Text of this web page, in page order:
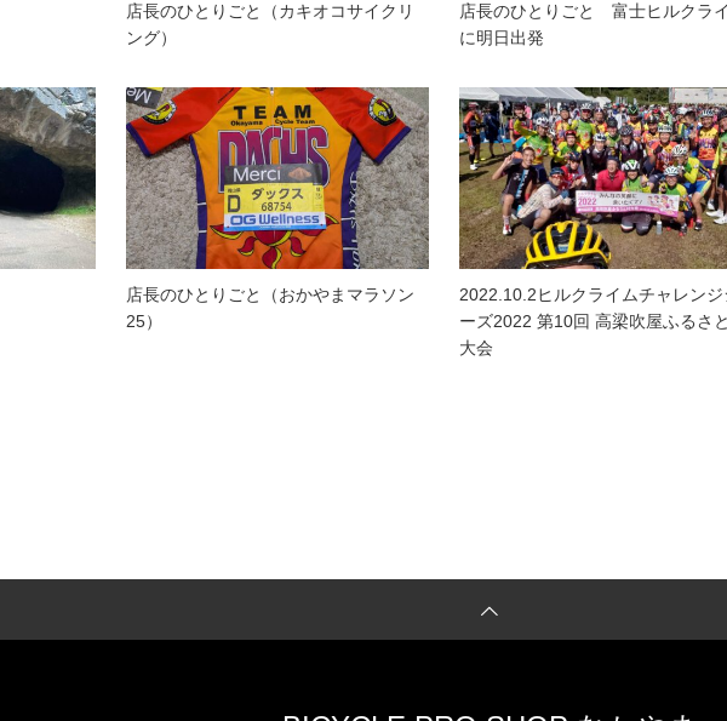
店長のひとりごと（カキオコサイクリ
ング）
店長のひとりごと 富士ヒルクラ
に明日出発
店長のひとりごと（おかやまマラソン
25）
2022.10.2ヒルクライムチャレンジ
ーズ2022 第10回 高梁吹屋ふるさ
大会